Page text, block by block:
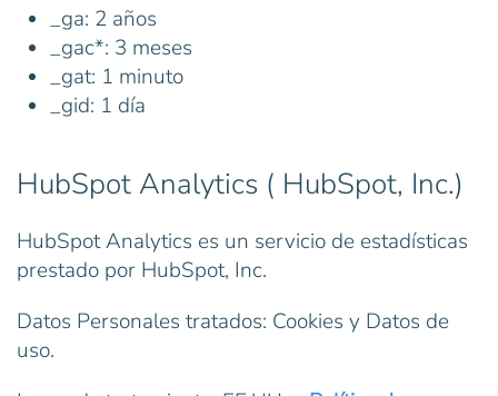
_ga: 2 años
_gac*: 3 meses
_gat: 1 minuto
_gid: 1 día
HubSpot Analytics ( HubSpot, Inc.)
HubSpot Analytics es un servicio de estadísticas
prestado por HubSpot, Inc.
Datos Personales tratados: Cookies y Datos de
uso.